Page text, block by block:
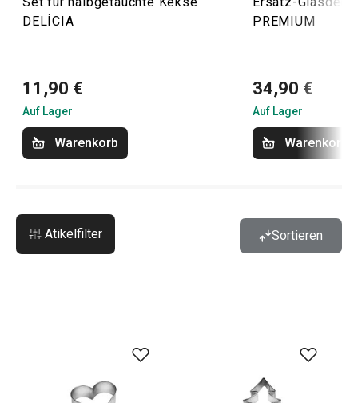
DELÍCIA
11,90 €
Auf Lager
Warenkorb
PREMIUM
34,90 €
Auf Lager
Warenkorb
Atikelfilter Sortieren